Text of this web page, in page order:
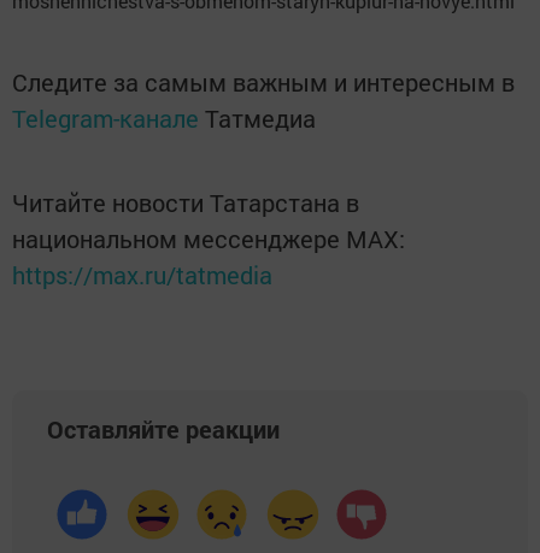
Следите за самым важным и интересным в
Telegram-канале Татмедиа
Читайте новости Татарстана в
национальном мессенджере MАХ:
https://max.ru/tatmedia
Оставляйте реакции